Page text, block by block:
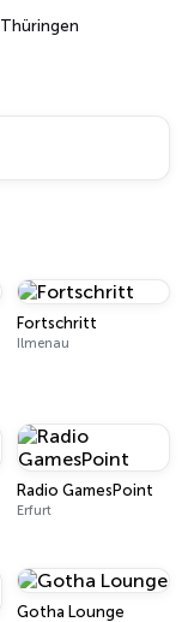
Thüringen
Fortschritt
Ilmenau
Radio GamesPoint
Erfurt
Gotha Lounge